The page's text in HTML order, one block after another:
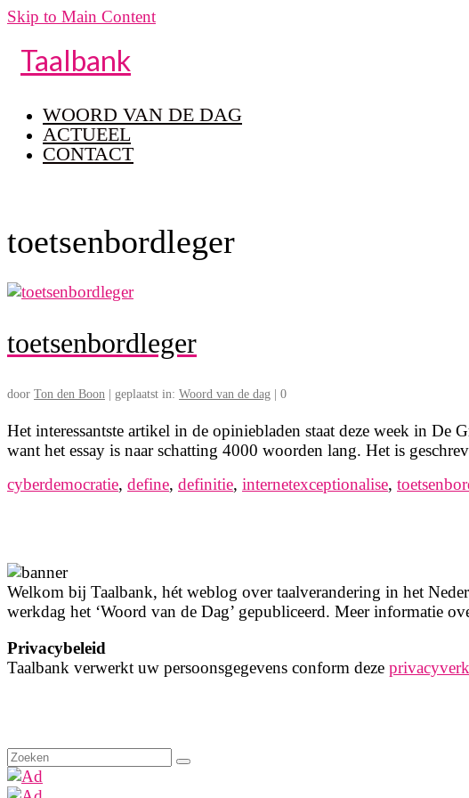
Skip to Main Content
Taalbank
WOORD VAN DE DAG
ACTUEEL
CONTACT
toetsenbordleger
toetsenbordleger
door Ton den Boon geplaatst in: Woord van de dag 0
Het interessantste artikel in de opiniebladen staat deze week in De
want het essay is naar schatting 4000 woorden lang. Het is
cyberdemocratie, define, definitie, internetexceptionalise,
Welkom bij Taalbank, hét weblog over taalverandering in het
werkdag het ‘Woord van de Dag’ gepubliceerd. Meer informatie
Privacybeleid
Taalbank verwerkt uw persoonsgegevens conform deze
Zoeken
naar: